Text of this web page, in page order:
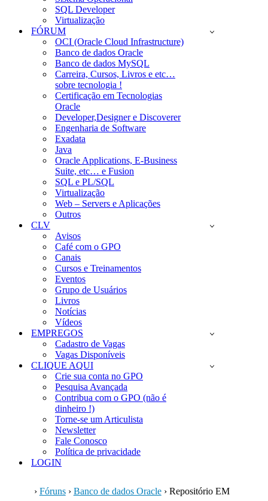
SQL Developer
Virtualização
FÓRUM
OCI (Oracle Cloud Infrastructure)
Banco de dados Oracle
Banco de dados MySQL
Carreira, Cursos, Livros e etc…
sobre tecnologia !
Certificação em Tecnologias
Oracle
Developer,Designer e Discoverer
Engenharia de Software
Exadata
Java
Oracle Applications, E-Business
Suite, etc… e Fusion
SQL e PL/SQL
Virtualização
Web – Servers e Aplicações
Outros
CLV
Avisos
Café com o GPO
Canais
Cursos e Treinamentos
Eventos
Grupo de Usuários
Livros
Notícias
Vídeos
EMPREGOS
Cadastro de Vagas
Vagas Disponíveis
CLIQUE AQUI
Crie sua conta no GPO
Pesquisa Avançada
Contribua com o GPO (não é
dinheiro !)
Torne-se um Articulista
Newsletter
Fale Conosco
Política de privacidade
LOGIN
› Fóruns › Banco de dados Oracle › Repositório EM